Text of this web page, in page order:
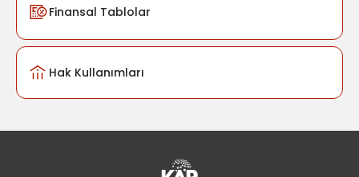
Finansal Tablolar
Hak Kullanımları